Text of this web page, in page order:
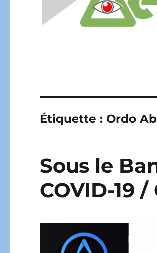
Étiquette : Ordo
Sous le
COVID-19